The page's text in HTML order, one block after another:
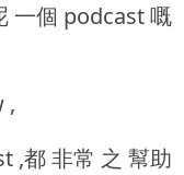
一個 podcast 嘅
,
,都 非常 之 幫助